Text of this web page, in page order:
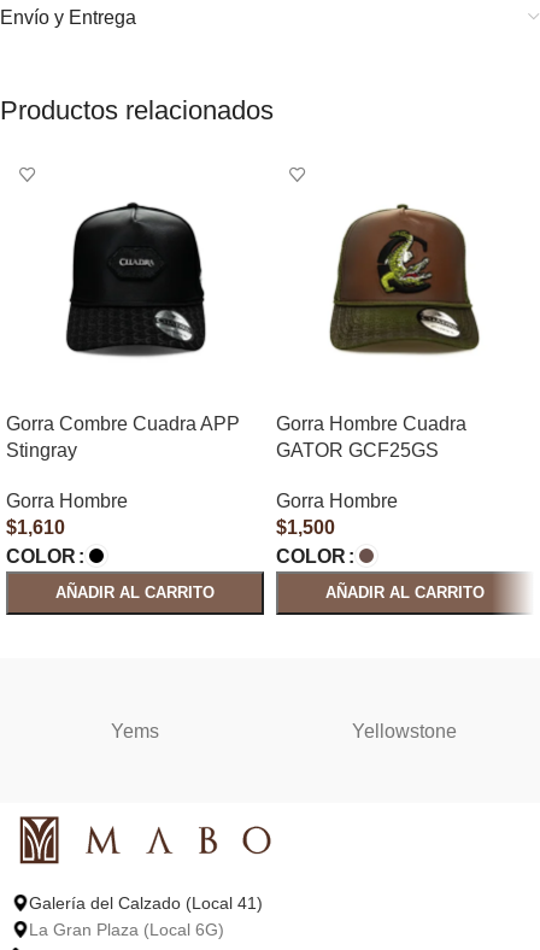
Envío y Entrega
Productos relacionados
Gorra Combre Cuadra APP
Stingray
Gorra Hombre
$1,610
COLOR
AÑADIR AL CARRITO
Gorra Hombre Cuadra
GATOR GCF25GS
Gorra Hombre
$1,500
COLOR
AÑADIR AL CARRITO
Yems Yellowstone
Galería del Calzado (Local 41)
La Gran Plaza (Local 6G)